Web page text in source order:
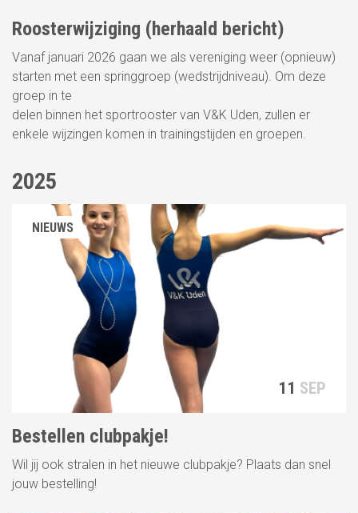
NIEUWS
Roosterwijziging (herhaald bericht)
Vanaf januari 2026 gaan we als vereniging weer (opnieuw)
starten met een springgroep (wedstrijdniveau). Om deze
groep in te
delen binnen het sportrooster van V&K Uden, zullen er
enkele wijzingen komen in trainingstijden en groepen.
2025
11 SEP
NIEUWS
Bestellen clubpakje!
Wil jij ook stralen in het nieuwe clubpakje? Plaats dan snel
jouw bestelling!